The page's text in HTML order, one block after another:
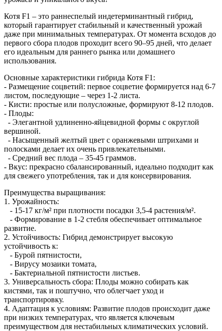
Котя F1 – это раннеспелый индетерминантный гибрид,
который гарантирует стабильный и качественный урожай
даже при минимальных температурах. От момента всходов до
первого сбора плодов проходит всего 90–95 дней, что делает
его идеальным для раннего рынка или домашнего
использования.
Основные характеристики гибрида Котя F1:
- Размещение соцветий: первое соцветие формируется над 6-7
листом, последующие – через 1-2 листа.
- Кисти: простые или полусложные, формируют 8-12 плодов.
- Плоды:
- Элегантной удлиненно-яйцевидной формы с округлой
вершиной.
- Насыщенный желтый цвет с оранжевыми штрихами и
полосками делает их очень привлекательными.
- Средний вес плода – 35-45 граммов.
- Вкус: прекрасно сбалансированный, идеально подходит как
для свежего употребления, так и для консервирования.
Преимущества выращивания:
1. Урожайность:
- 15-17 кг/м² при плотности посадки 3,5-4 растения/м².
- Формирование в 1-2 стебля обеспечивает оптимальное
развитие.
2. Устойчивость: Гибрид демонстрирует высокую
устойчивость к:
- Бурой пятнистости,
- Вирусу мозаики томата,
- Бактериальной пятнистости листьев.
3. Универсальность сбора: Плоды можно собирать как
кистями, так и поштучно, что облегчает уход и
транспортировку.
4. Адаптация к условиям: Развитие плодов происходит даже
при низких температурах, что является ключевым
преимуществом для нестабильных климатических условий.